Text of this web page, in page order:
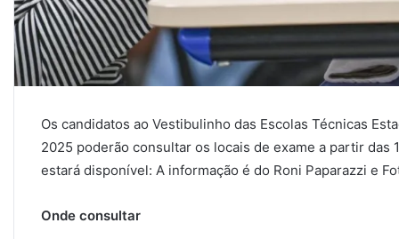
Os candidatos ao Vestibulinho das Escolas Técnicas
2025 poderão consultar os locais de exame a partir das
estará disponível: A informação é do Roni Paparazzi e
Onde consultar